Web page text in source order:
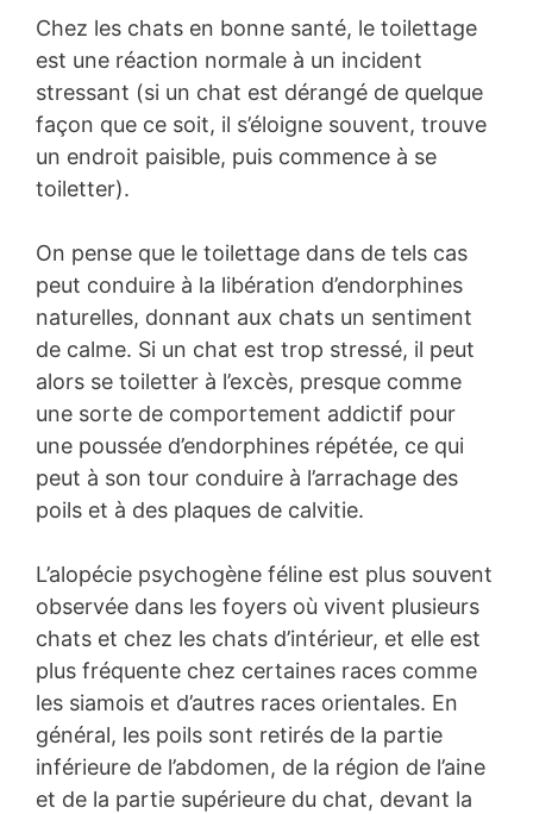
Chez les chats en bonne santé, le toilettage
est une réaction normale à un incident
stressant (si un chat est dérangé de quelque
façon que ce soit, il s’éloigne souvent, trouve
un endroit paisible, puis commence à se
toiletter).
On pense que le toilettage dans de tels cas
peut conduire à la libération d’endorphines
naturelles, donnant aux chats un sentiment
de calme. Si un chat est trop stressé, il peut
alors se toiletter à l’excès, presque comme
une sorte de comportement addictif pour
une poussée d’endorphines répétée, ce qui
peut à son tour conduire à l’arrachage des
poils et à des plaques de calvitie.
L’alopécie psychogène féline est plus souvent
observée dans les foyers où vivent plusieurs
chats et chez les chats d’intérieur, et elle est
plus fréquente chez certaines races comme
les siamois et d’autres races orientales. En
général, les poils sont retirés de la partie
inférieure de l’abdomen, de la région de l’aine
et de la partie supérieure du chat, devant la